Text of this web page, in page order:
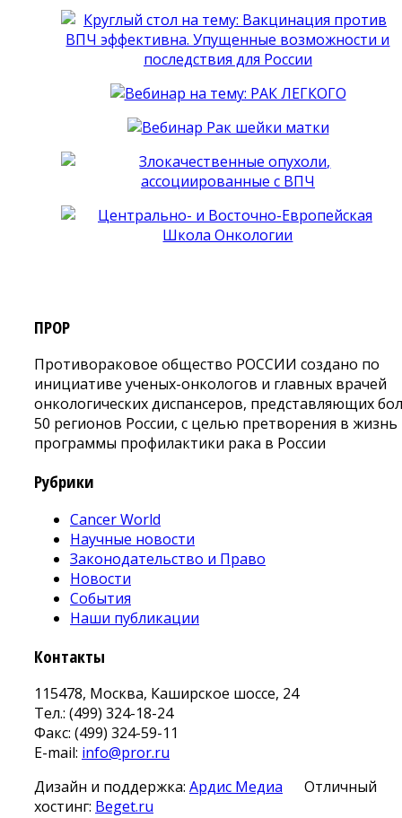
ПРОР
Противораковое общество РОССИИ создано по
инициативе ученых-онкологов и главных врачей
онкологических диспансеров, представляющих
50 регионов России, с целью претворения в жизнь
программы профилактики рака в России
Рубрики
Cancer World
Научные новости
Законодательство и Право
Новости
События
Наши публикации
Контакты
115478, Москва, Каширское шоссе, 24
Тел.: (499) 324-18-24
Факс: (499) 324-59-11
E-mail: info@pror.ru
Дизайн и поддержка: Ардис Медиа
Отличный
хостинг: Beget.ru